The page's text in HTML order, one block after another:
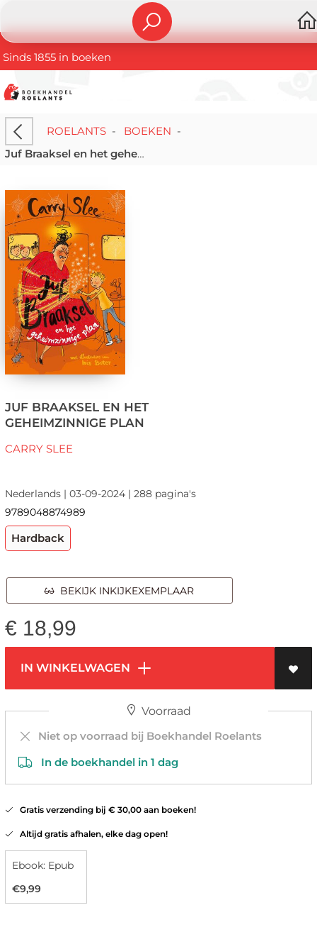
Sinds 1855 in boeken
ROELANTS- BOEKEN -
Juf Braaksel en het geheimzinnige plan
JUF BRAAKSEL EN HET
GEHEIMZINNIGE PLAN
CARRY SLEE
Nederlands | 03-09-2024 | 288 pagina's
9789048874989
Hardback
BEKIJK INKIJKEXEMPLAAR
€ 18,99
IN WINKELWAGEN
Voorraad
Niet op voorraad bij Boekhandel Roelants
In de boekhandel in 1 dag
Gratis verzending bij € 30,00 aan boeken!
Altijd gratis afhalen, elke dag open!
Ebook: Epub
€9,99